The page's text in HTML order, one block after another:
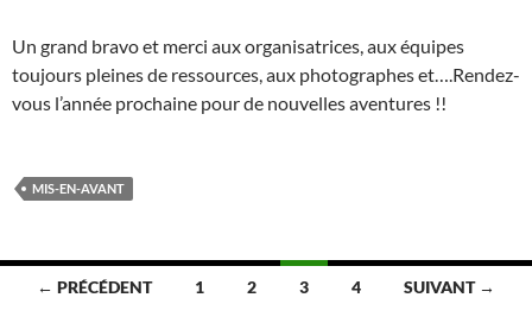
Un grand bravo et merci aux organisatrices, aux équipes
toujours pleines de ressources, aux photographes et….Rendez-
vous l’année prochaine pour de nouvelles aventures !!
MIS-EN-AVANT
Navigation
← PRÉCÉDENT 1 2 3 4 SUIVANT →